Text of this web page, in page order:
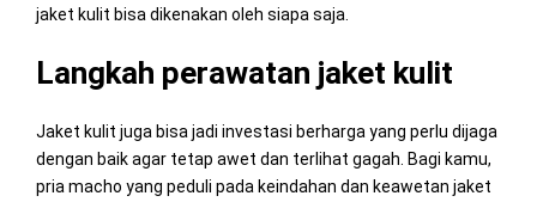
jaket kulit bisa dikenakan oleh siapa saja.
Langkah perawatan jaket kulit
Jaket kulit juga bisa jadi investasi berharga yang perlu dijaga
dengan baik agar tetap awet dan terlihat gagah. Bagi kamu,
pria macho yang peduli pada keindahan dan keawetan jaket